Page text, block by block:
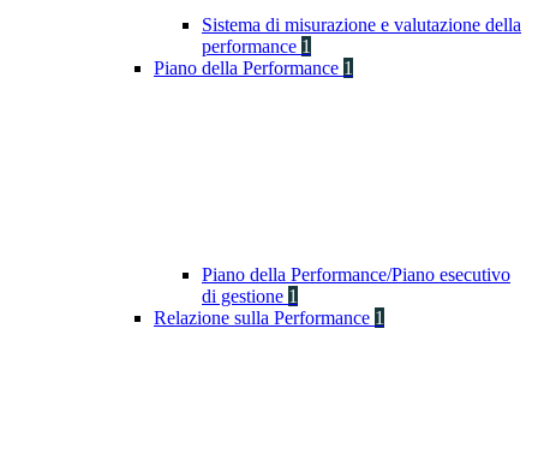
Sistema di misurazione e valutazione della
performance 1
Piano della Performance 1
Piano della Performance/Piano esecutivo
di gestione 1
Relazione sulla Performance 1